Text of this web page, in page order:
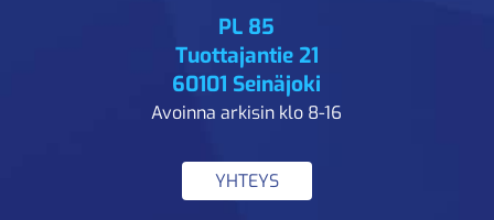
PL 85
Tuottajantie 21
60101 Seinäjoki
Avoinna arkisin klo 8-16
YHTEYS